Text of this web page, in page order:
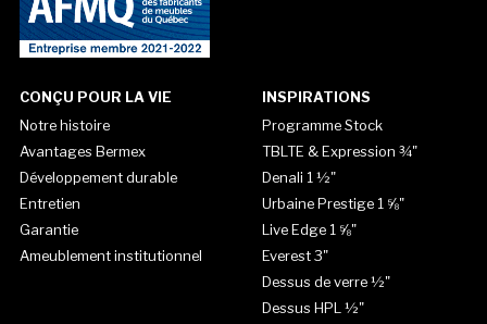
CONÇU POUR LA VIE
Notre histoire
Avantages Bermex
Développement durable
Entretien
Garantie
Ameublement institutionnel
INSPIRATIONS
Programme Stock
TBLTE & Expression ¾"
Denali 1 ½"
Urbaine Prestige 1 ⅝"
Live Edge 1 ⅝"
Everest 3"
Dessus de verre ½"
Dessus HPL ½"